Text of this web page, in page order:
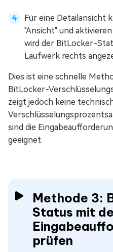
Für eine Detailansicht
"Ansicht" und
wird der BitLocker-
Laufwerk rechts
Dies ist eine schnelle
BitLocker-
zeigt jedoch keine
sind die
geeignet.
Methode 3:
Status mit
prüfen